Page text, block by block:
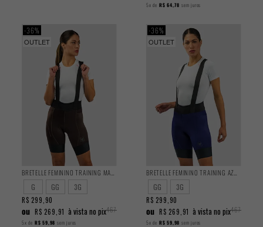
5x de R$ 64,78 sem juros
OUTLET
36%
BRETELLE FEMININO TRAINING MARROM 2024
G GG 3G
467,90
R$ 299,90
ou R$ 269,91 à vista no pix
5x de R$ 59,98 sem juros
OUTLET
36%
BRETELLE FEMININO TRAINING AZUL 2024
GG 3G
467,90
R$ 299,90
ou R$ 269,91 à vista no pix
5x de R$ 59,98 sem juros